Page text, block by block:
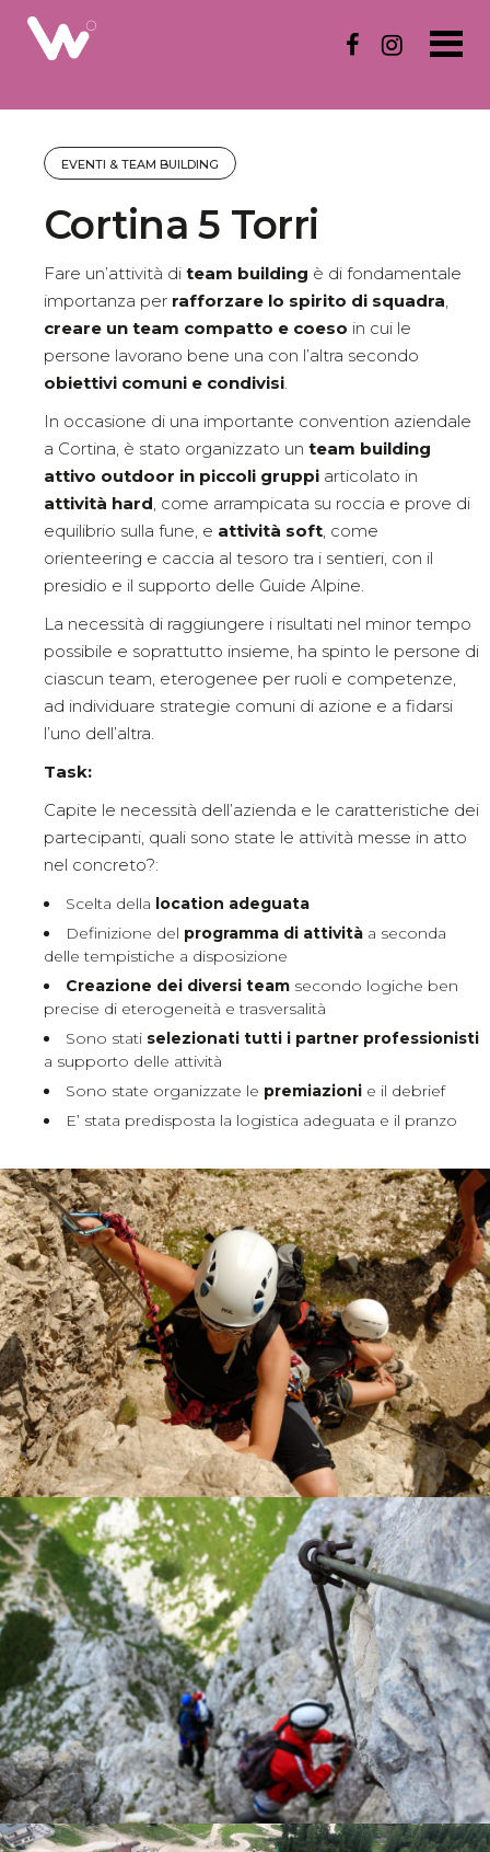
EVENTI & TEAM BUILDING
Cortina 5 Torri
Fare un’attività di team building è di fondamentale
importanza per rafforzare lo spirito di squadra,
creare un team compatto e coeso in cui le
persone lavorano bene una con l’altra secondo
obiettivi comuni e condivisi.
In occasione di una importante convention aziendale
a Cortina, è stato organizzato un team building
attivo outdoor in piccoli gruppi articolato in
attività hard, come arrampicata su roccia e prove di
equilibrio sulla fune, e attività soft, come
orienteering e caccia al tesoro tra i sentieri, con il
presidio e il supporto delle Guide Alpine.
La necessità di raggiungere i risultati nel minor tempo
possibile e soprattutto insieme, ha spinto le persone di
ciascun team, eterogenee per ruoli e competenze,
ad individuare strategie comuni di azione e a fidarsi
l’uno dell’altra.
Task:
Capite le necessità dell’azienda e le caratteristiche dei
partecipanti, quali sono state le attività messe in atto
nel concreto?:
Scelta della location adeguata
Definizione del programma di attività a seconda
delle tempistiche a disposizione
Creazione dei diversi team secondo logiche ben
precise di eterogeneità e trasversalità
Sono stati selezionati tutti i partner professionisti
a supporto delle attività
Sono state organizzate le premiazioni e il debrief
E’ stata predisposta la logistica adeguata e il pranzo